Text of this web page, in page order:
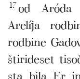
17od Aróda
Arelíja
rodbine
štirideset
sta bila Er